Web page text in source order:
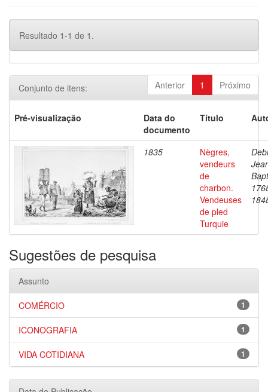
Resultado 1-1 de 1.
Anterior 1 Próximo
Conjunto de itens:
Pré-visualização
Data do
documento
Título
1835
Nègres,
vendeurs
de
charbon.
Vendeuses
de pled
Turquie
Sugestões de pesquisa
Assunto
1
COMÉRCIO
1
ICONOGRAFIA
1
VIDA COTIDIANA